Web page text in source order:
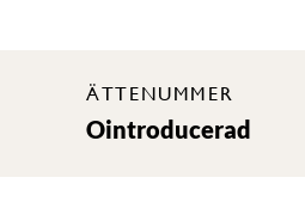
ÄTTENUMMER
Ointroducerad